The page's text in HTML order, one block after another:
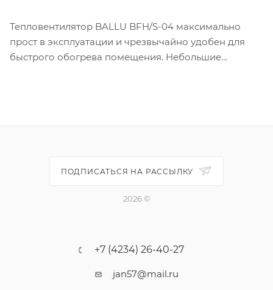
Тепловентилятор BALLU BFH/S-04 максимально
прост в эксплуатации и чрезвычайно удобен для
быстрого обогрева помещения. Небольшие
ПОДПИСАТЬСЯ НА РАССЫЛКУ
2026 ©
+7 (4234) 26-40-27
jan57@mail.ru